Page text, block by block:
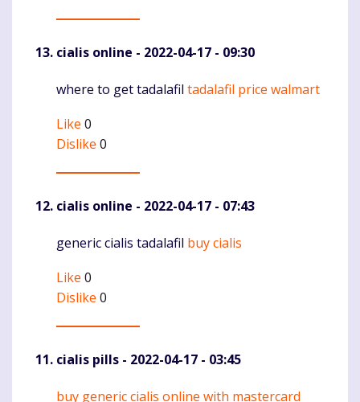
cialis online - 2022-04-17 - 09:30
Komentaras
where to get tadalafil tadalafil price walmart
Like 0
Dislike 0
cialis online - 2022-04-17 - 07:43
Komentaras
generic cialis tadalafil buy cialis
Like 0
Dislike 0
cialis pills - 2022-04-17 - 03:45
buy generic cialis online with mastercard